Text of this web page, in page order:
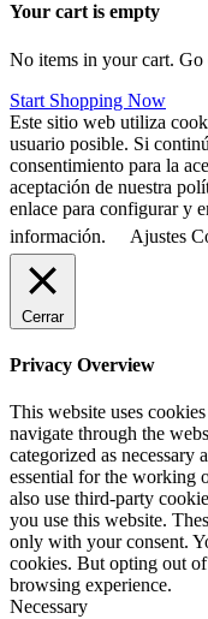
Your cart is empty
No items in your cart.
Start Shopping Now
Este sitio web utiliza
usuario posible. Si
consentimiento para la
aceptación de nuestra
enlace para configurar y
información.
Ajustes
Cerrar
Privacy Overview
This website uses
navigate through the
categorized as necessary
essential for the working
also use third-party
you use this website.
only with your consent.
cookies. But opting out
browsing experience.
Necessary